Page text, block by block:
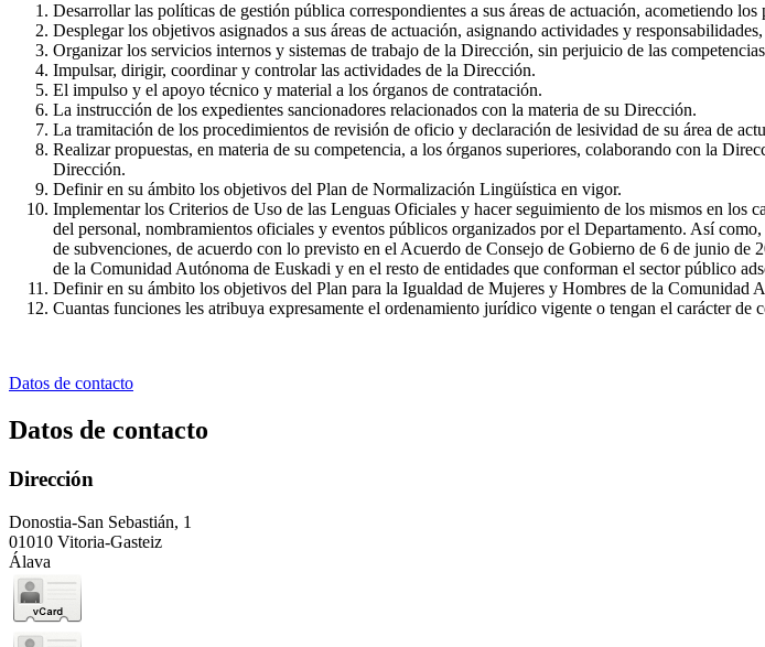
Desarrollar las políticas de gestión pública correspondientes a sus áreas de actuación, acometiendo los
Desplegar los objetivos asignados a sus áreas de actuación, asignando actividades y
Organizar los servicios internos y sistemas de trabajo de la Dirección, sin perjuicio de las
Impulsar, dirigir, coordinar y controlar las actividades de la Dirección.
El impulso y el apoyo técnico y material a los órganos de contratación.
La instrucción de los expedientes sancionadores relacionados con la materia de su Dirección.
La tramitación de los procedimientos de revisión de oficio y declaración de lesividad de su área de
Realizar propuestas, en materia de su competencia, a los órganos superiores, colaborando con la
Dirección.
Definir en su ámbito los objetivos del Plan de Normalización Lingüística en vigor.
Implementar los Criterios de Uso de las Lenguas Oficiales y hacer seguimiento de los mismos en
del personal, nombramientos oficiales y eventos públicos organizados por el Departamento. Así
de subvenciones, de acuerdo con lo previsto en el Acuerdo de Consejo de Gobierno de 6 de junio
de la Comunidad Autónoma de Euskadi y en el resto de entidades que conforman el sector público
Definir en su ámbito los objetivos del Plan para la Igualdad de Mujeres y Hombres de la Comunidad
Cuantas funciones les atribuya expresamente el ordenamiento jurídico vigente o tengan el carácter
Datos de contacto
Datos de contacto
Dirección
Donostia-San Sebastián, 1
01010 Vitoria-Gasteiz
Álava